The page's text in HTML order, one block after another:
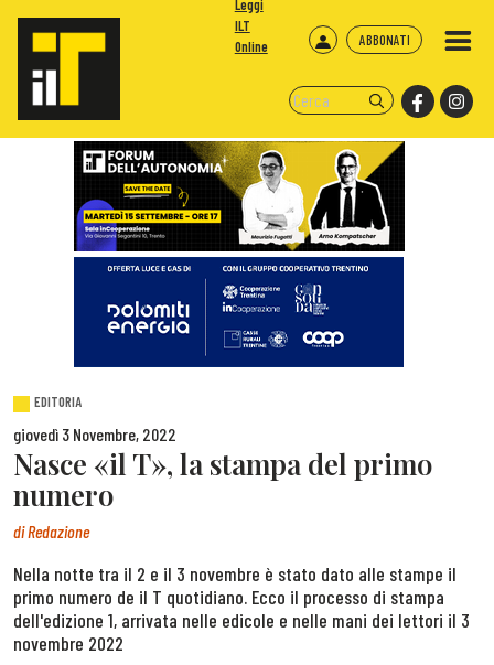
ABBONATI
Leggi
ILT
Online
EDITORIA
giovedì 3 Novembre, 2022
Nasce «il T», la stampa del primo
numero
diRedazione
Nella notte tra il 2 e il 3 novembre è stato dato alle stampe il
primo numero de il T quotidiano. Ecco il processo di stampa
dell'edizione 1, arrivata nelle edicole e nelle mani dei lettori il 3
novembre 2022